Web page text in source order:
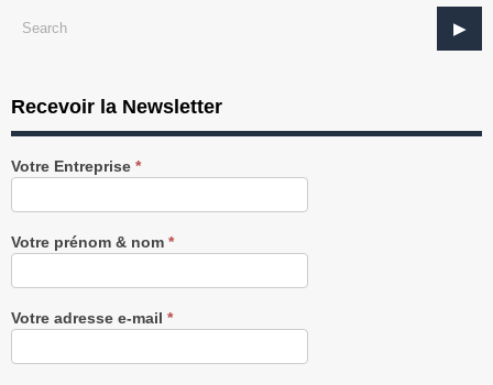
Recevoir la Newsletter
Recevez
notre
gratuitement
Votre Entreprise *
Votre prénom & nom *
Votre adresse e-mail *